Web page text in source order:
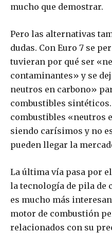
mucho que demostrar.
Pero las alternativas
dudas. Con Euro 7 se
tuvieran por qué ser
contaminantes» y se
neutros en carbono»
combustibles
combustibles «neutros
siendo carísimos y no
pueden llegar la
La última vía pasa por
la tecnología de pila de
es mucho más
motor de combustión
relacionados con su